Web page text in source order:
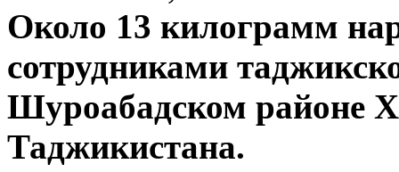
Около 13 килограмм
сотрудниками
Шуроабадском районе
Таджикистана.